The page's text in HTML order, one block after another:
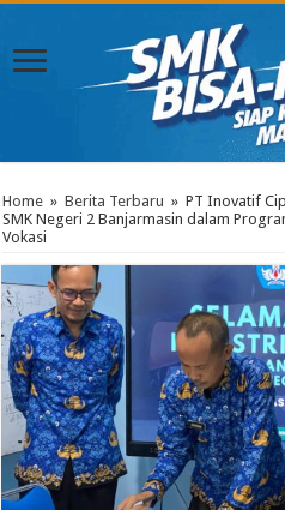
Home » Berita Terbaru » PT Inovatif
SMK Negeri 2 Banjarmasin dalam
Vokasi